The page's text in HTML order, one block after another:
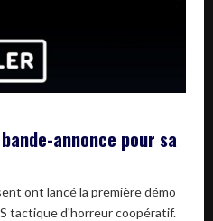
bande-annonce pour sa
ont lancé la première démo
tactique d'horreur coopératif.